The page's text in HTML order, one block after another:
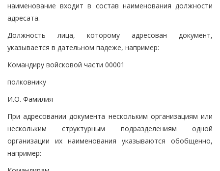
наименование входит в состав наименования должности
адресата.
Должность лица, которому адресован документ,
указывается в дательном падеже, например:
Командиру войсковой части 00001
полковнику
И.О. Фамилия
При адресовании документа нескольким организациям или
нескольким структурным подразделениям одной
организации их наименования указываются обобщенно,
например: